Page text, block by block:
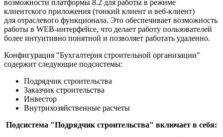
возможности платформы 8.2 для работы в режиме
клиентского приложения (тонкий клиент и веб-клиент)
для отраслевого функционала. Это обеспечивает возможность
работы в WEB-интерфейсе, что делает работу пользователей
более интуитивно понятной и позволяет работать удаленно.
Конфигурация "Бухгалтерия строительной организации"
содержит следующие подсистемы:
Подрядчик строительства
Заказчик строительства
Инвестор
Внутрихозяйственные расчеты
Подсистема "Подрядчик строительства" включает в себя: